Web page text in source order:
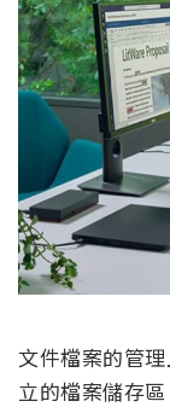
文件檔案的管
立的檔案儲存